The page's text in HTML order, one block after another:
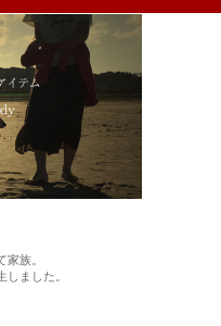
族。
ました。